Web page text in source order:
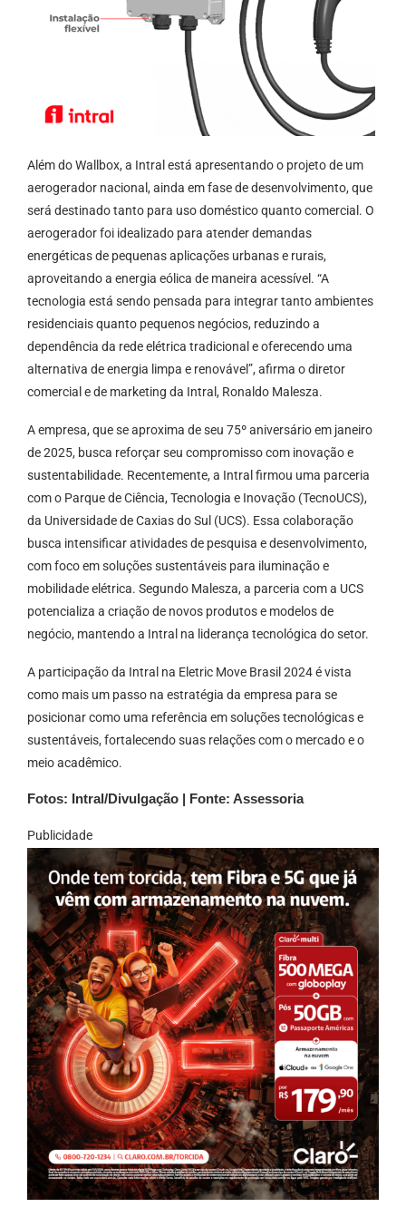
Além do Wallbox, a Intral está apresentando o projeto de um
aerogerador nacional, ainda em fase de desenvolvimento, que
será destinado tanto para uso doméstico quanto comercial. O
aerogerador foi idealizado para atender demandas
energéticas de pequenas aplicações urbanas e rurais,
aproveitando a energia eólica de maneira acessível. “A
tecnologia está sendo pensada para integrar tanto ambientes
residenciais quanto pequenos negócios, reduzindo a
dependência da rede elétrica tradicional e oferecendo uma
alternativa de energia limpa e renovável”, afirma o diretor
comercial e de marketing da Intral, Ronaldo Malesza.
A empresa, que se aproxima de seu 75º aniversário em janeiro
de 2025, busca reforçar seu compromisso com inovação e
sustentabilidade. Recentemente, a Intral firmou uma parceria
com o Parque de Ciência, Tecnologia e Inovação (TecnoUCS),
da Universidade de Caxias do Sul (UCS). Essa colaboração
busca intensificar atividades de pesquisa e desenvolvimento,
com foco em soluções sustentáveis para iluminação e
mobilidade elétrica. Segundo Malesza, a parceria com a UCS
potencializa a criação de novos produtos e modelos de
negócio, mantendo a Intral na liderança tecnológica do setor.
A participação da Intral na Eletric Move Brasil 2024 é vista
como mais um passo na estratégia da empresa para se
posicionar como uma referência em soluções tecnológicas e
sustentáveis, fortalecendo suas relações com o mercado e o
meio acadêmico.
Fotos: Intral/Divulgação | Fonte: Assessoria
Publicidade